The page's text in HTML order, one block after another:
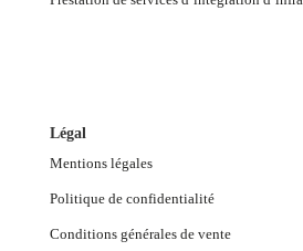
Légal
Mentions légales
Politique de confidentialité
Conditions générales de vente